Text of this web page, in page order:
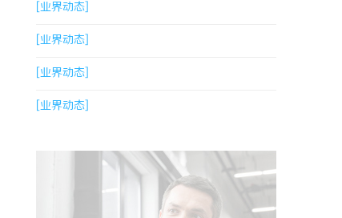
[业界动态]
[业界动态]
[业界动态]
[业界动态]